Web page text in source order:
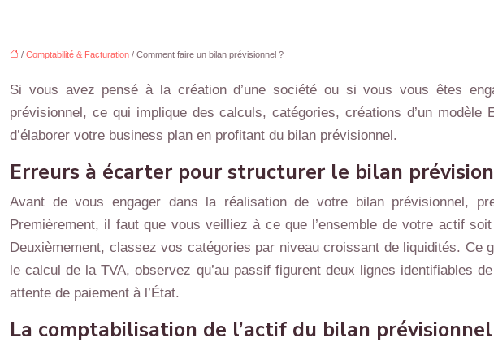
/ Comptabilité & Facturation / Comment faire un bilan prévisionnel ?
Si vous avez pensé à la création d’une société ou si vous vous êtes
prévisionnel, ce qui implique des calculs, catégories, créations d’un
d’élaborer votre business plan en profitant du bilan prévisionnel.
Erreurs à écarter pour structurer le bilan
Avant de vous engager dans la réalisation de votre bilan prévisionnel,
Premièrement, il faut que vous veilliez à ce que l’ensemble de votre actif
Deuxièmement, classez vos catégories par niveau croissant de liquidités. Ce
le calcul de la TVA, observez qu’au passif figurent deux lignes identifiables
attente de paiement à l’État.
La comptabilisation de l’actif du bilan prévisionnel